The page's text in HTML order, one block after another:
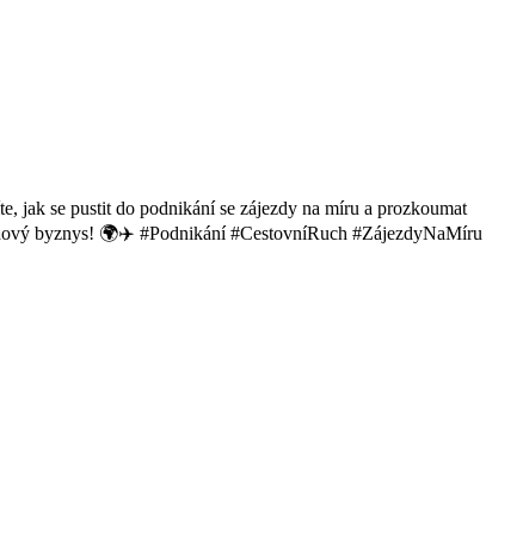
jak se pustit do podnikání se zájezdy na míru a prozkoumat
byznys! 🌍✈️ #Podnikání #CestovníRuch #ZájezdyNaMíru